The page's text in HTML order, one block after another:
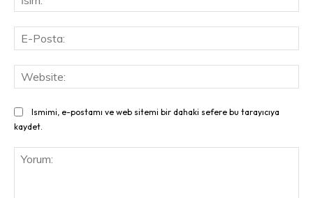
Ismimi, e-postamı ve web sitemi bir dahaki sefere bu tarayıcıya
kaydet.